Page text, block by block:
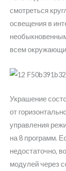
смотреться
освещения в
всем
Украшение
от
управления
на 8 программ.
недостаточно,
модулей через